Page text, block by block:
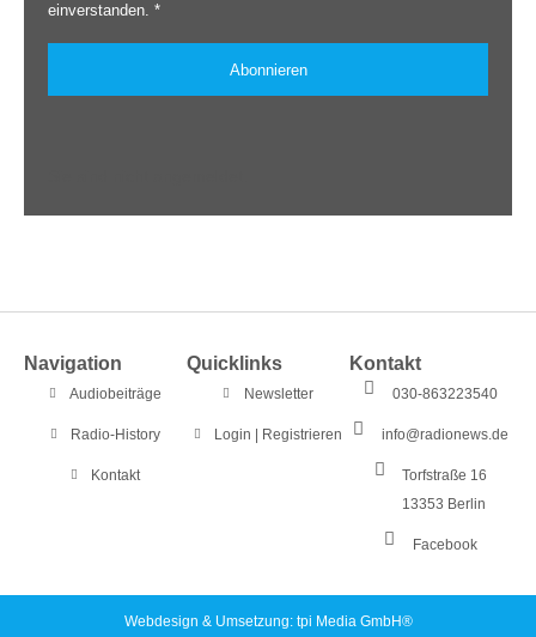
einverstanden. *
Navigation
Audiobeiträge
Radio-History
Kontakt
Quicklinks
Newsletter
Login | Registrieren
Kontakt
030-863223540
info@radionews.de
Torfstraße 16
13353 Berlin
Facebook
Webdesign & Umsetzung: tpi Media GmbH®